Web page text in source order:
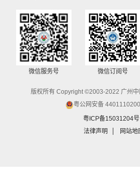
微信服务号 微信订阅号
版权所有 Copyright ©2003-2022 广州
粤公网安备
粤ICP备15031204号
法律声明
网站地